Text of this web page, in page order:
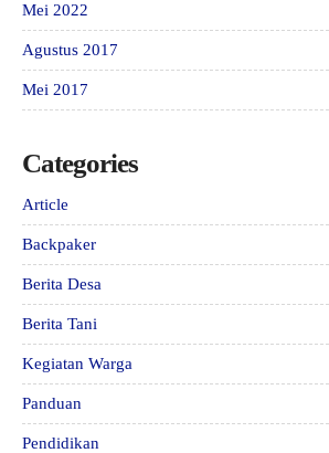
Mei 2022
Agustus 2017
Mei 2017
Categories
Article
Backpaker
Berita Desa
Berita Tani
Kegiatan Warga
Panduan
Pendidikan